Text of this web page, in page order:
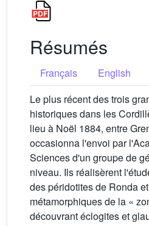
Résumés
Français
English
Le plus récent des trois
historiques dans les
lieu à Noël 1884, entre
occasionna l'envoi par
Sciences d'un groupe de
niveau. Ils réalisèrent
des péridotites de Ronda
métamorphiques de la «
découvrant éclogites et